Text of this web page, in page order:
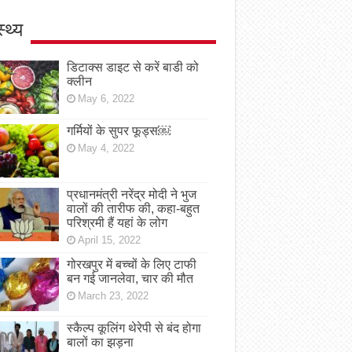
डिटाक्स डाइट से करें बाडी को
क्लीन
May 6, 2022
गर्मियों के सुपर फूड्स￼
May 4, 2022
प्रधानमंत्री नरेंद्र मोदी ने भुज
वालों की तारीफ की, कहा-बहुत
परिश्रमी हैं यहां के लोग
April 15, 2022
गोरखपुर में बच्चों के लिए टाफी
बन गई जानलेवा, चार की मौत
March 23, 2022
स्कैल्प कूलिंग थेरेपी से बंद होगा
बालों का झड़ना